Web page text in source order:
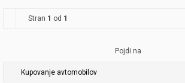
Stran 1 od 1
Pojdi na